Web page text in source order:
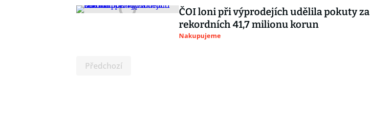
ČOI loni při výprodejích udělila pokuty za
rekordních 41,7 milionu korun
Nakupujeme
Předchozí